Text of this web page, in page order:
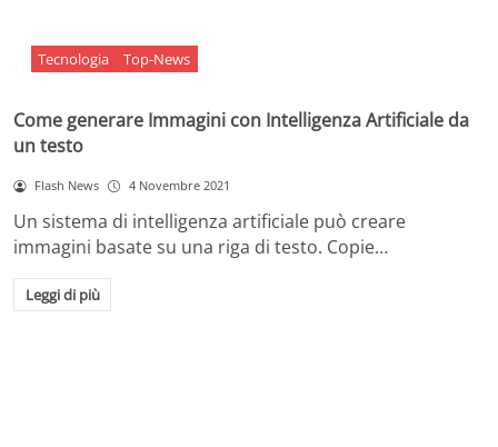
Tecnologia Top-News
Come generare Immagini con Intelligenza Artificiale da
un testo
Flash News 4 Novembre 2021
Un sistema di intelligenza artificiale può creare
immagini basate su una riga di testo. Copie…
Leggi di più